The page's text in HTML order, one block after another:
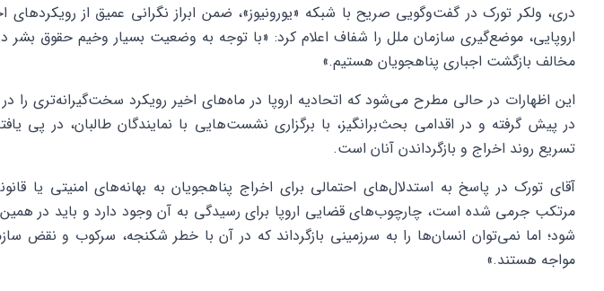
دری، ولکر تورک در گفت‌وگویی صریح با شبکه «یورونیوز»، ضمن ابراز نگرانی عمیق از
اروپایی، موضع‌گیری سازمان ملل را شفاف اعلام کرد: «با توجه به وضعیت بسیار وخیم حقوق بشر در
مخالف بازگشت اجباری پناهجویان هستیم.»
این اظهارات در حالی مطرح می‌شود که اتحادیه اروپا در ماه‌های اخیر رویکرد سخت‌گیرانه‌تری را در
در پیش گرفته و در اقدامی بحث‌برانگیز، با برگزاری نشست‌هایی با نمایندگان طالبان، در پی
تسریع روند اخراج و بازگرداندن آنان است.
آقای تورک در پاسخ به استدلال‌های احتمالی برای اخراج پناهجویان به بهانه‌های امنیتی یا
مرتکب جرمی شده است، چارچوب‌های قضایی اروپا برای رسیدگی به آن وجود دارد و باید در
شود؛ اما نمی‌توان انسان‌ها را به سرزمینی بازگرداند که در آن با خطر شکنجه، سرکوب و نقض
مواجه هستند.»